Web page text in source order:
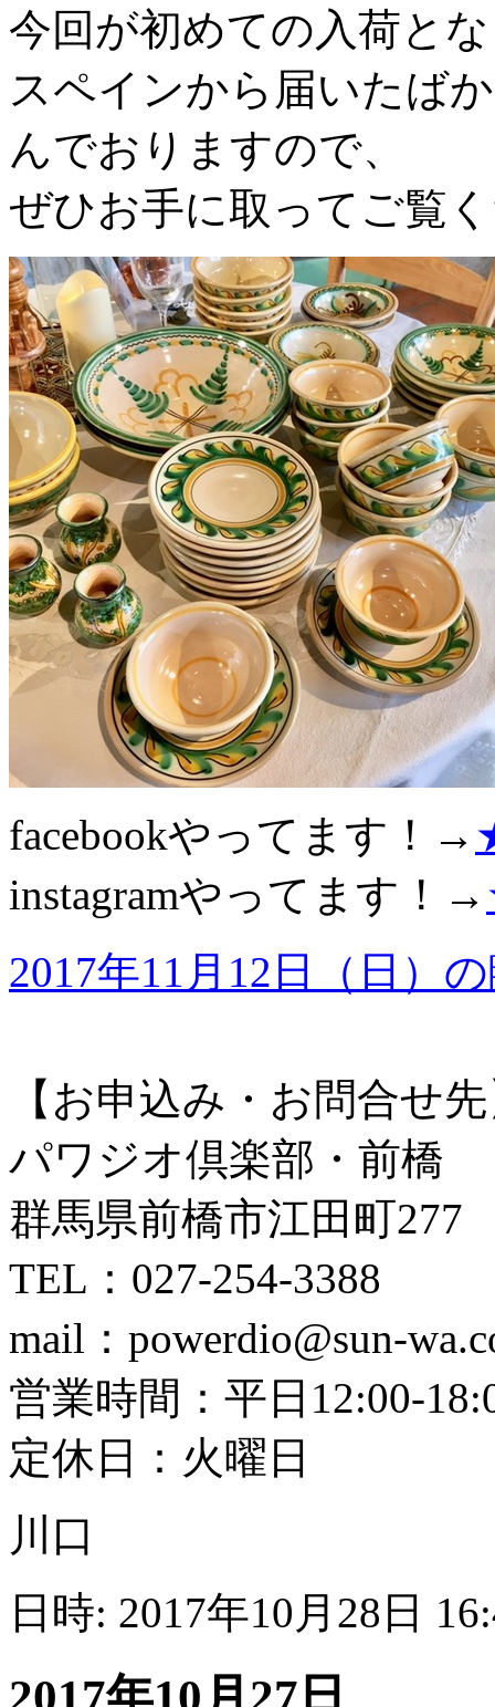
今回が初めての入荷と
スペインから届いたば
んでおりますので、
ぜひお手に取ってご覧
facebookやってます！→
instagramやってます！→
2017年11月12日（日）
【お申込み・お問合せ
パワジオ倶楽部・前橋
群馬県前橋市江田町277
TEL：027-254-3388
mail：powerdio@sun-
営業時間：平日12:00-
定休日：火曜日
川口
日時: 2017年10月28日